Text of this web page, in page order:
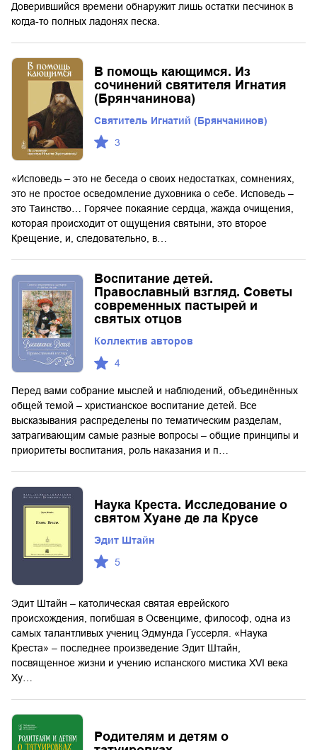
Доверившийся времени обнаружит лишь остатки песчинок в
когда-то полных ладонях песка.
В помощь кающимся. Из
сочинений святителя Игнатия
(Брянчанинова)
Святитель Игнатий (Брянчанинов)
3
«Исповедь – это не беседа о своих недостатках, сомнениях,
это не простое осведомление духовника о себе. Исповедь –
это Таинство… Горячее покаяние сердца, жажда очищения,
которая происходит от ощущения святыни, это второе
Крещение, и, следовательно, в…
Воспитание детей.
Православный взгляд. Советы
современных пастырей и
святых отцов
Коллектив авторов
4
Перед вами собрание мыслей и наблюдений, объединённых
общей темой – христианское воспитание детей. Все
высказывания распределены по тематическим разделам,
затрагивающим самые разные вопросы – общие принципы и
приоритеты воспитания, роль наказания и п…
Наука Креста. Исследование о
святом Хуане де ла Крусе
Эдит Штайн
5
Эдит Штайн – католическая святая еврейского
происхождения, погибшая в Освенциме, философ, одна из
самых талантливых учениц Эдмунда Гуссерля. «Наука
Креста» – последнее произведение Эдит Штайн,
посвященное жизни и учению испанского мистика XVI века
Ху…
Родителям и детям о